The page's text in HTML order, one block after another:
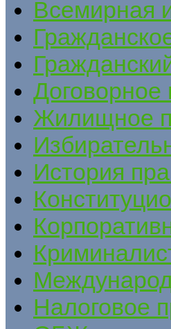
Всемирная
Договорное
Жилищное
История
Налоговое